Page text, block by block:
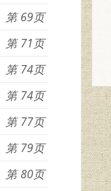
69
71
74
74
77
79
80